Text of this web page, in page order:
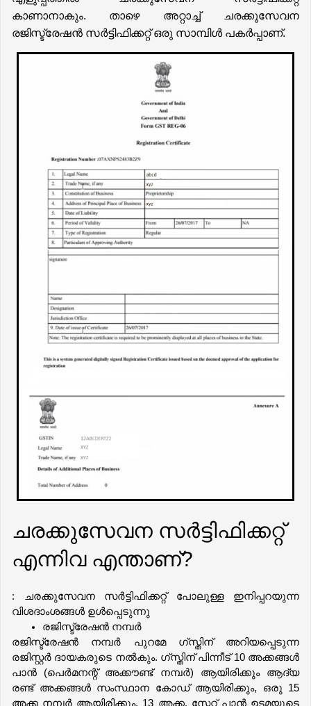
കാണാനാകും. താഴെ അറ്റാച്ച് ചരക്കുസേവന
രജിസ്ട്രേഷൻ സർട്ടിഫിക്കറ്റ് ഒരു സാമ്പിൾ പകർപ്പാണ്.
ചരക്കുസേവന സർട്ടിഫിക്കറ്റ്
എന്നിവ എന്താണ്?
: ചരക്കുസേവന സർട്ടിഫിക്കറ്റ് പോലുള്ള ഇനിപ്പറയുന്ന
വിശദാംശങ്ങൾ ഉൾപ്പെടുന്നു
രജിസ്ട്രേഷൻ നമ്പർ
രജിസ്ട്രേഷൻ നമ്പർ പുറമേ ഗ്സ്തിന് അറിയപ്പെടുന്ന
രജിസ്റ്റർ ദായകരുടെ നൽകും. ഗ്സ്തിന് പിന്നീട് 10 അക്കങ്ങൾ
പാൻ (പെർമനന്റ് അക്കൗണ്ട് നമ്പർ) ആയിരിക്കും ആദ്യ
രണ്ട് അക്കങ്ങൾ സംസ്ഥാന കോഡ് ആയിരിക്കും, ഒരു 15
അക്ക നമ്പർ ആയിരിക്കും, 13 അക്ക, സ്റ്റേറ്റ് പാൻ ഉടമയുടെ